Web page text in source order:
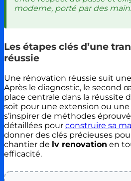
moderne, porté par des
Les étapes clés d’une
réussie
Une rénovation réussie suit
Après le diagnostic, le second
place centrale dans la réussite
soit pour une extension ou
s’inspirer de méthodes
détaillées pour construire sa
donner des clés précieuses
chantier de lv renovation en
efficacité.